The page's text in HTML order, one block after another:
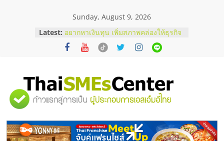
Sunday, August 9, 2026
Latest: อยากหาเงินทุน เพิ่มสภาพคล่องให้ธุรกิจ
เริ่มยังไงให้ผ่านฉลุย
สัมมนาออนไลน์ โอกาสบริหารสถานี
ThaiFranchise Meet Up จับคู่แฟรน
ไชส์ ครั้งที่ 8
ร้านเครื่องเสียงคุณภาพสูง พร้อม
บริษัท Cybersecurity ในไทยที่ไหนดี?
วิธีเลือกผู้ให้บริการให้คุ้มค่าและตอบ
"ศูนย์
รวม